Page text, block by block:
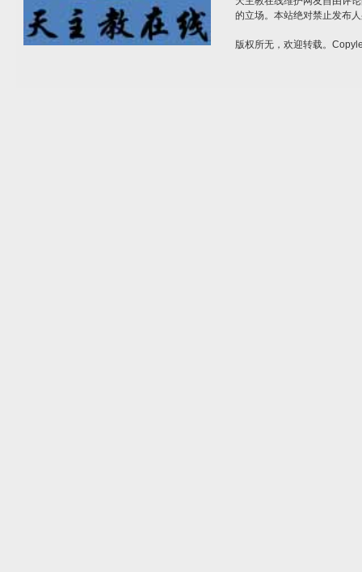
的立场。本站绝对禁止发布
版权所无，欢迎转载。